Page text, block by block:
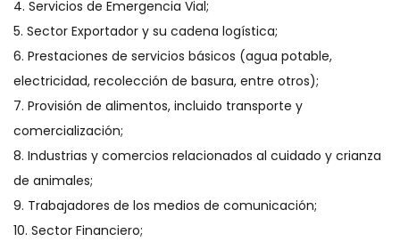
4. Servicios de Emergencia Vial;
5. Sector Exportador y su cadena logística;
6. Prestaciones de servicios básicos (agua potable,
electricidad, recolección de basura, entre otros);
7. Provisión de alimentos, incluido transporte y
comercialización;
8. Industrias y comercios relacionados al cuidado y crianza
de animales;
9. Trabajadores de los medios de comunicación;
10. Sector Financiero;